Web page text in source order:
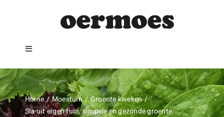
Toggle
Home
Moestuin
Home Moestuin
Groente kweken
Sla uit eigen tuin, simpele en gezonde groente